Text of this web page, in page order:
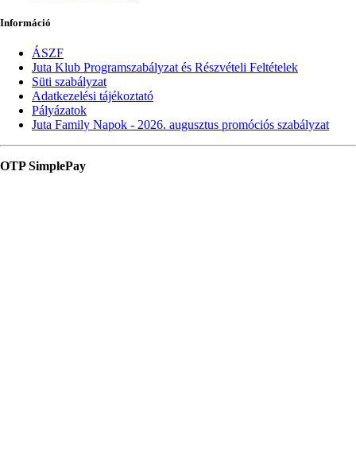
Információ
ÁSZF
Juta Klub Programszabályzat és Részvételi Feltételek
Süti szabályzat
Adatkezelési tájékoztató
Pályázatok
Juta Family Napok - 2026. augusztus promóciós szabályzat
OTP SimplePay